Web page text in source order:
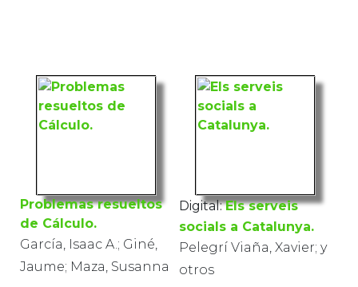
Universitat de Lleida,
2011) · 136 pàg. · 15 €